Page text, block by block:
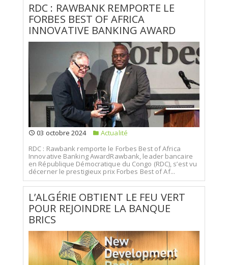
RDC : RAWBANK REMPORTE LE
FORBES BEST OF AFRICA
INNOVATIVE BANKING AWARD
03 octobre 2024
Actualité
RDC : Rawbank remporte le Forbes Best of Africa
Innovative Banking AwardRawbank, leader bancaire
en République Démocratique du Congo (RDC), s’est vu
décerner le prestigieux prix Forbes Best of Af...
L’ALGÉRIE OBTIENT LE FEU VERT
POUR REJOINDRE LA BANQUE
BRICS